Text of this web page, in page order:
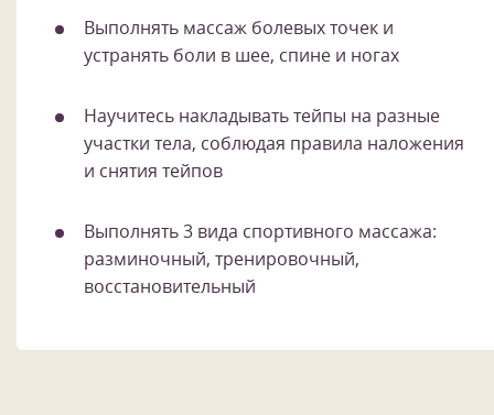
Выполнять массаж болевых точек и
устранять боли в шее, спине и ногах
Научитесь накладывать тейпы на разные
участки тела, соблюдая правила наложения
и снятия тейпов
Выполнять 3 вида спортивного массажа:
разминочный, тренировочный,
восстановительный